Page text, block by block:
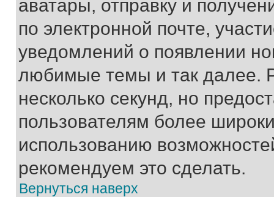
аватары, отправку и
по электронной почте,
уведомлений о появлении
любимые темы и так далее.
несколько секунд, но
пользователям более
использованию
рекомендуем это сделать.
Вернуться наверх